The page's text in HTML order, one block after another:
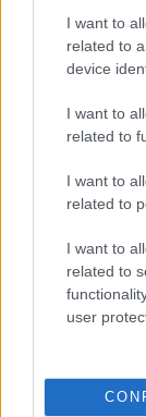
I want to
related to
device
I want to
related to
I want to
related to
I want to
related to
user
di
4